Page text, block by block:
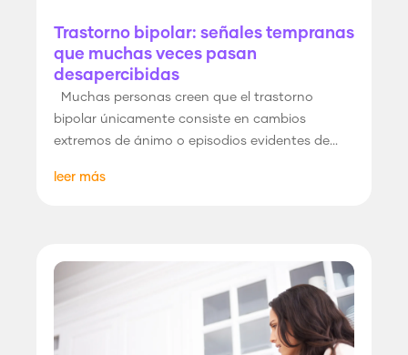
Trastorno bipolar: señales tempranas
que muchas veces pasan
desapercibidas
Muchas personas creen que el trastorno
bipolar únicamente consiste en cambios
extremos de ánimo o episodios evidentes de...
leer más